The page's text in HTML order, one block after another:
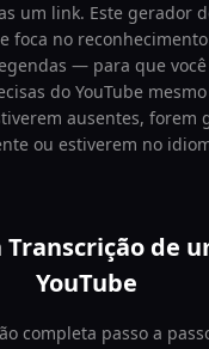
um link. Este gerador
foca no
— para que
do YouTube
ausentes, forem
ou estiverem no
de
YouTube
completa passo a